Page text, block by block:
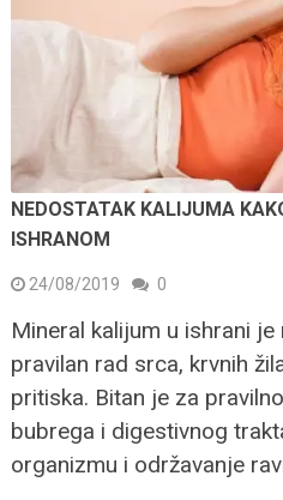
NEDOSTATAK KALIJUMA
ISHRANOM
24/08/2019 0
Mineral kalijum u ishrani
pravilan rad srca, krvnih
pritiska. Bitan je za
bubrega i digestivnog
organizmu i održavanje